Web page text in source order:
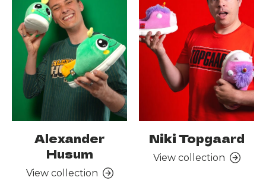
Alexander
Husum
View collection
Niki Topgaard
View collection